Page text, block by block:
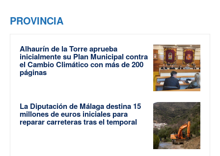
PROVINCIA
Alhaurín de la Torre aprueba
inicialmente su Plan Municipal contra
el Cambio Climático con más de 200
páginas
La Diputación de Málaga destina 15
millones de euros iniciales para
reparar carreteras tras el temporal